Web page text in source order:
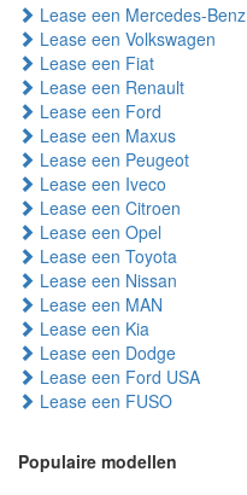
Lease een Mercedes-Benz
Lease een Volkswagen
Lease een Fiat
Lease een Renault
Lease een Ford
Lease een Maxus
Lease een Peugeot
Lease een Iveco
Lease een Citroen
Lease een Opel
Lease een Toyota
Lease een Nissan
Lease een MAN
Lease een Kia
Lease een Dodge
Lease een Ford USA
Lease een FUSO
Populaire modellen